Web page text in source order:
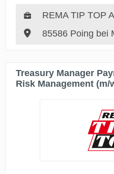
REMA TIP TOP
85586 Poing bei
Treasury Manager
Risk Management (m/